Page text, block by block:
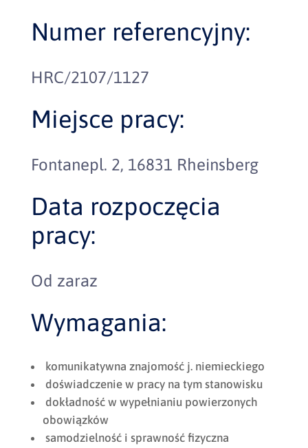
Numer referencyjny:
HRC/2107/1127
Miejsce pracy:
Fontanepl. 2, 16831 Rheinsberg
Data rozpoczęcia
pracy:
Od zaraz
Wymagania:
komunikatywna znajomość j. niemieckiego
doświadczenie w pracy na tym stanowisku
dokładność w wypełnianiu powierzonych
obowiązków
samodzielność i sprawność fizyczna